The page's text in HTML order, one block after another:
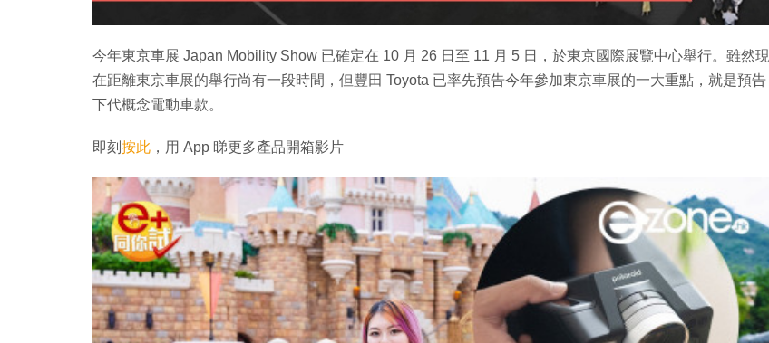
今年東京車展 Japan Mobility Show 已確定在 10 月 26 日至 11 月 5 日，於東京國際展覽中心舉行。雖然現
在距離東京車展的舉行尚有一段時間，但豐田 Toyota 已率先預告今年參加東京車展的一大重點，就是預告
下代概念電動車款。
即刻 按此 ，用 App 睇更多產品開箱影片